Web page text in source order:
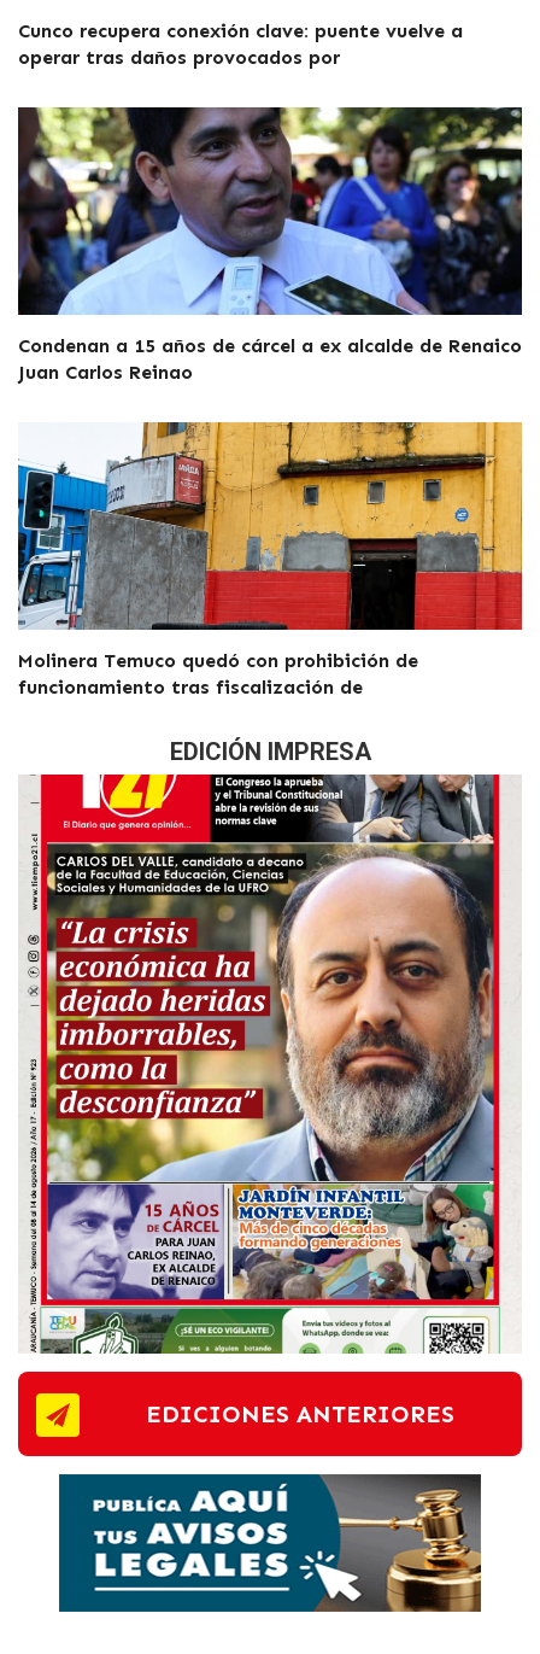
Cunco recupera conexión clave: puente vuelve a
operar tras daños provocados por
Condenan a 15 años de cárcel a ex alcalde de Renaico
Juan Carlos Reinao
Molinera Temuco quedó con prohibición de
funcionamiento tras fiscalización de
EDICIÓN IMPRESA
EDICIONES ANTERIORES